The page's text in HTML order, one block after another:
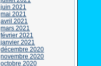
juin 2021
mai 2021
avril 2021
mars 2021
février 2021
janvier 2021
décembre 2020
novembre 2020
octobre 2020